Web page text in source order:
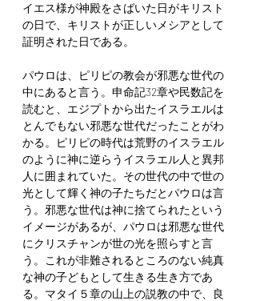
イエス様が神殿をさばいた日がキリスト
の日で、キリストが正しいメシアとして
証明された日である。
パウロは、ピリピの教会が邪悪な世代の
中にあると言う。申命記32章や民数記を
読むと、エジプトから出たイスラエルは
とんでもない邪悪な世代だったことがわ
かる。ピリピの時代は荒野のイスラエル
のように神に逆らうイスラエル人と異邦
人に囲まれていた。その世代の中で世の
光として輝く神の子たちだとパウロは言
う。邪悪な世代は神に捨てられたという
イメージがあるが、パウロは邪悪な世代
にクリスチャンが世の光を照らすと言
う。これが非難されるところのない純真
な神の子どもとして生きる生き方であ
る。マタイ５章の山上の説教の中で、良